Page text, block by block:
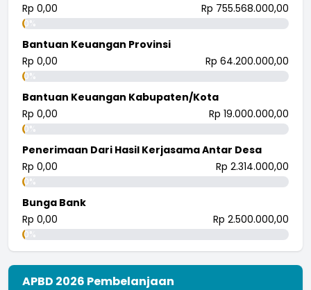
Rp 0,00
Rp 755.568.000,00
0%
Bantuan Keuangan Provinsi
Rp 0,00
Rp 64.200.000,00
0%
Bantuan Keuangan Kabupaten/Kota
Rp 0,00
Rp 19.000.000,00
0%
Penerimaan Dari Hasil Kerjasama Antar Desa
Rp 0,00
Rp 2.314.000,00
0%
Bunga Bank
Rp 0,00
Rp 2.500.000,00
0%
APBD 2026 Pembelanjaan